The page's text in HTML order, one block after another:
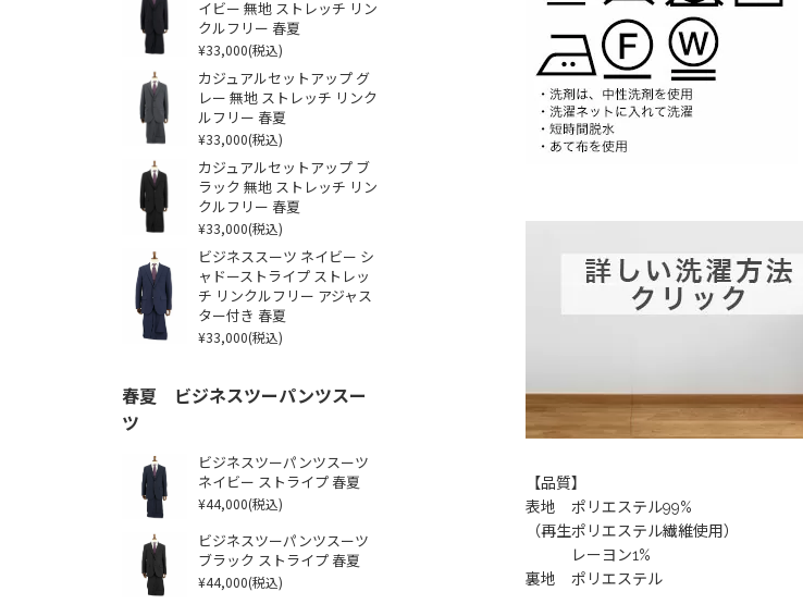
【品質】
表地 ポリエステル99%
（再生ポリエステル繊維使用）
レーヨン1%
裏地 ポリエステル
イビー 無地 ストレッチ リン
クルフリー 春夏
¥33,000(税込)
カジュアルセットアップ グ
レー 無地 ストレッチ リンク
ルフリー 春夏
¥33,000(税込)
カジュアルセットアップ ブ
ラック 無地 ストレッチ リン
クルフリー 春夏
¥33,000(税込)
ビジネススーツ ネイビー シ
ャドーストライプ ストレッ
チ リンクルフリー アジャス
ター付き 春夏
¥33,000(税込)
春夏 ビジネスツーパンツスー
ツ
ビジネスツーパンツスーツ
ネイビー ストライプ 春夏
¥44,000(税込)
ビジネスツーパンツスーツ
ブラック ストライプ 春夏
¥44,000(税込)